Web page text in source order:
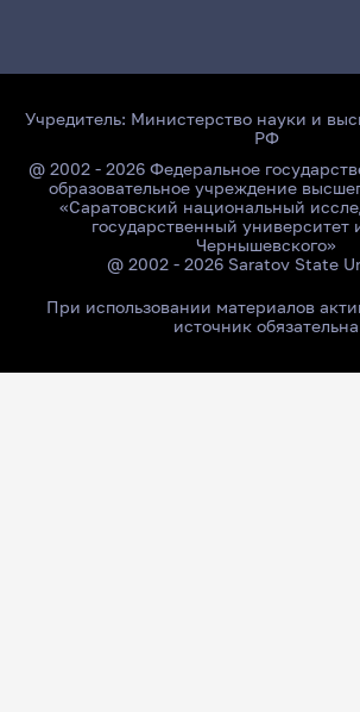
Учредитель: Министерство науки и
РФ
@ 2002 - 2026 Федеральное
образовательное учреждение
«Саратовский национальный
государственный университет
Чернышевского»
@ 2002 - 2026 Saratov State
При использовании материалов
источник обязательна